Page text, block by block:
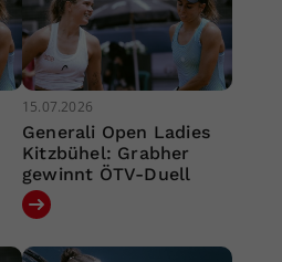
15.07.2026
Generali Open Ladies
Kitzbühel: Grabher
gewinnt ÖTV-Duell